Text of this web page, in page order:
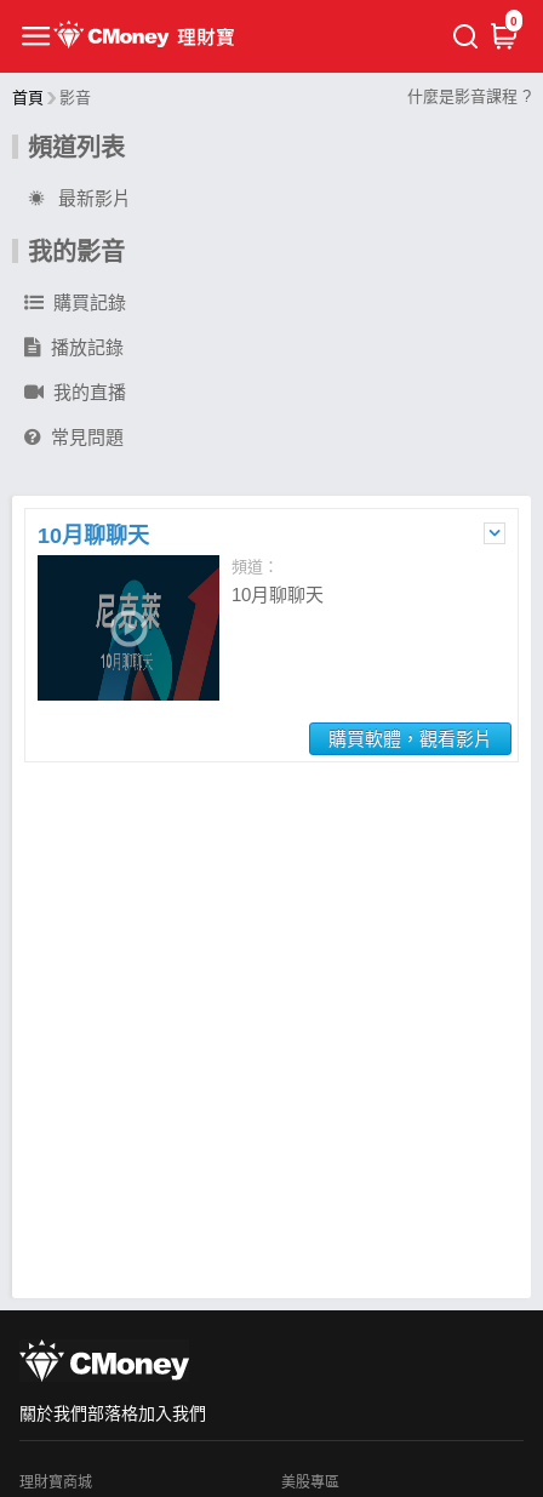
0
首頁 影音 什麼是影音課程 ?
頻道列表
最新影片
我的影音
購買記錄
播放記錄
我的直播
常見問題
10月聊聊天
頻道：
10月聊聊天
購買軟體，觀看影片
關於我們部落格加入我們
理財寶商城 美股專區